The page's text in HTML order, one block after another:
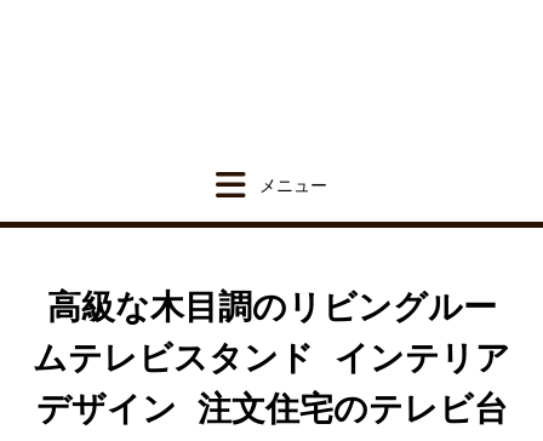
高級な木目調のリビングルー
ムテレビスタンド インテリア
デザイン 注文住宅のテレビ台